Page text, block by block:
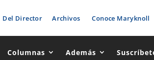
Del Director Archivos Conoce Maryknoll
Columnas Además